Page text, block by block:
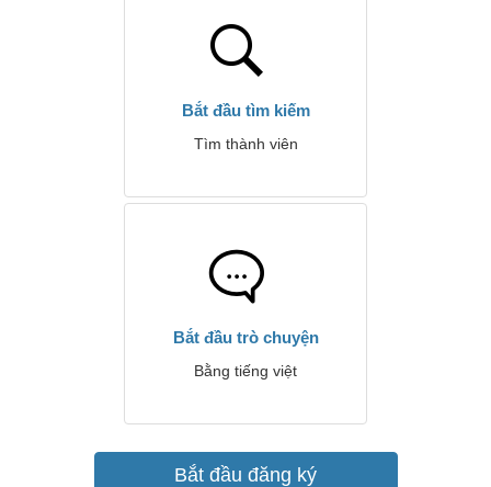
Bắt đầu tìm kiếm
Tìm thành viên
Bắt đầu trò chuyện
Bằng tiếng việt
Bắt đầu đăng ký